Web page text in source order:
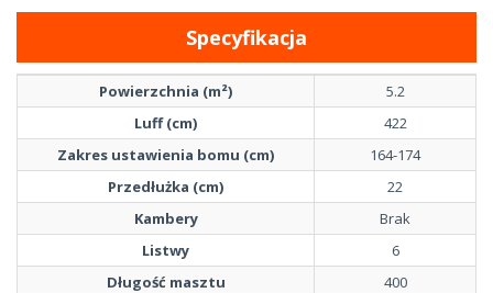
Specyfikacja
Powierzchnia (m²)
5.2
Luff (cm)
422
Zakres ustawienia bomu (cm)
164-174
Przedłużka (cm)
22
Kambery
Brak
Listwy
6
Długość masztu
400